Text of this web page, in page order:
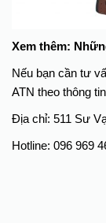
Xem thêm:
Nếu bạn cần tư
ATN theo thông
Địa chỉ: 511 Sư
Hotline: 096 969